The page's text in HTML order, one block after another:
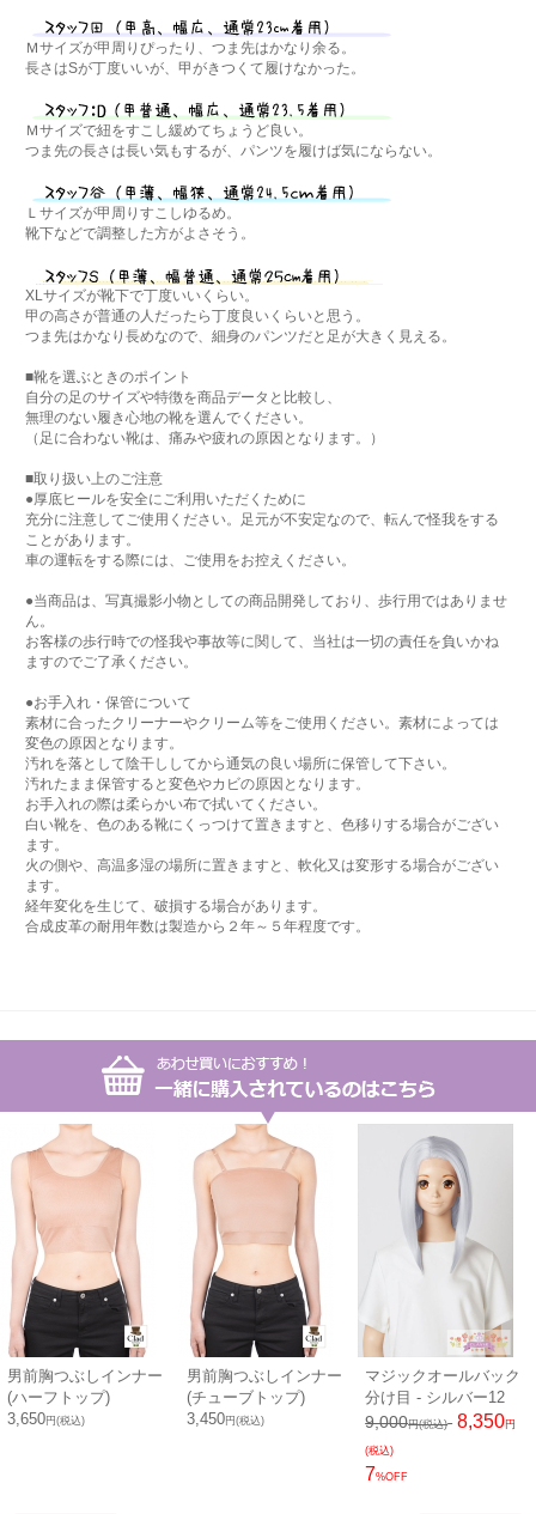
Ｍサイズが甲周りぴったり、つま先はかなり余る。
長さはSが丁度いいが、甲がきつくて履けなかった。
Ｍサイズで紐をすこし緩めてちょうど良い。
つま先の長さは長い気もするが、パンツを履けば気にならない。
Ｌサイズが甲周りすこしゆるめ。
靴下などで調整した方がよさそう。
XLサイズが靴下で丁度いいくらい。
甲の高さが普通の人だったら丁度良いくらいと思う。
つま先はかなり長めなので、細身のパンツだと足が大きく見える。
■靴を選ぶときのポイント
自分の足のサイズや特徴を商品データと比較し、
無理のない履き心地の靴を選んでください。
（足に合わない靴は、痛みや疲れの原因となります。）
■取り扱い上のご注意
●厚底ヒールを安全にご利用いただくために
充分に注意してご使用ください。足元が不安定なので、転んで怪我をする
ことがあります。
車の運転をする際には、ご使用をお控えください。
●当商品は、写真撮影小物としての商品開発しており、歩行用ではありませ
ん。
お客様の歩行時での怪我や事故等に関して、当社は一切の責任を負いかね
ますのでご了承ください。
●お手入れ・保管について
素材に合ったクリーナーやクリーム等をご使用ください。素材によっては
変色の原因となります。
汚れを落として陰干ししてから通気の良い場所に保管して下さい。
汚れたまま保管すると変色やカビの原因となります。
お手入れの際は柔らかい布で拭いてください。
白い靴を、色のある靴にくっつけて置きますと、色移りする場合がござい
ます。
火の側や、高温多湿の場所に置きますと、軟化又は変形する場合がござい
ます。
経年変化を生じて、破損する場合があります。
合成皮革の耐用年数は製造から２年～５年程度です。
男前胸つぶしインナー
(ハーフトップ)
3,650円(税込)
男前胸つぶしインナー
(チューブトップ)
3,450円(税込)
マジックオールバック
分け目 - シルバー12
9,000円(税込) 8,350円
(税込)
7%OFF